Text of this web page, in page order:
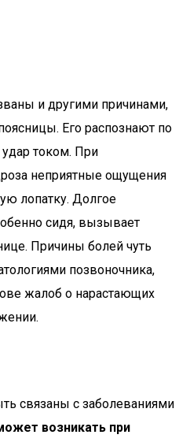
и другими причинами,
Его распознают по
током. При
неприятные ощущения
лопатку. Долгое
сидя, вызывает
Причины болей чуть
позвоночника,
жалоб о нарастающих
связаны с заболеваниями
возникать при